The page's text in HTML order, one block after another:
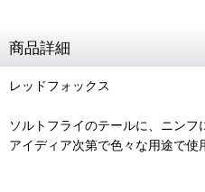
商品詳細
レッドフォックス
ソルトフライのテールに、ニンフ
アイディア次第で色々な用途で使